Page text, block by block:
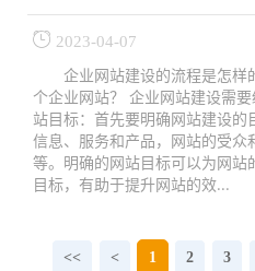
2023-04-07
企业网站建设的流程是怎
个企业网站？ 企业网站建设需
站目标：首先要明确网站建设
信息、服务和产品，网站的受
等。明确的网站目标可以为网
目标，有助于提升网站的效...
<< < 1 2 3